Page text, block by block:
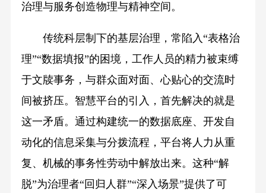
治理与服务创造物理与精神空间。
传统科层制下的基层治理，常陷入“表格治
理”“数据填报”的困境，工作人员的精力被束缚
于文牍事务，与群众面对面、心贴心的交流时
间被挤压。智慧平台的引入，首先解决的就是
这一矛盾。通过构建统一的数据底座、开发自
动化的信息采集与分拨流程，平台将人力从重
复、机械的事务性劳动中解放出来。这种“解
脱”为治理者“回归人群”“深入场景”提供了可